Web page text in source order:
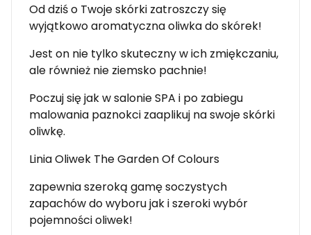
Od dziś o Twoje skórki zatroszczy się
wyjątkowo aromatyczna oliwka do skórek!
Jest on nie tylko skuteczny w ich zmiękczaniu,
ale również nie ziemsko pachnie!
Poczuj się jak w salonie SPA i po zabiegu
malowania paznokci zaaplikuj na swoje skórki
oliwkę.
Linia Oliwek The Garden Of Colours
zapewnia szeroką gamę soczystych
zapachów do wyboru jak i szeroki wybór
pojemności oliwek!